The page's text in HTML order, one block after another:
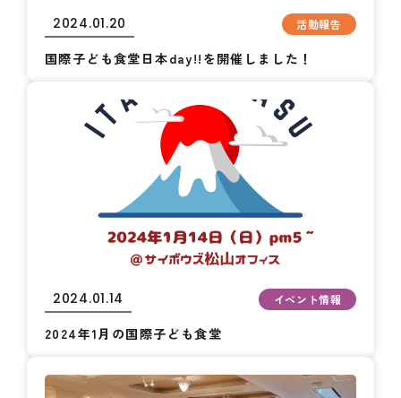
2024.01.20 活動報告
国際子ども食堂日本day!!を開催しました！
2024.01.14 イベント情報
2024年1月の国際子ども食堂